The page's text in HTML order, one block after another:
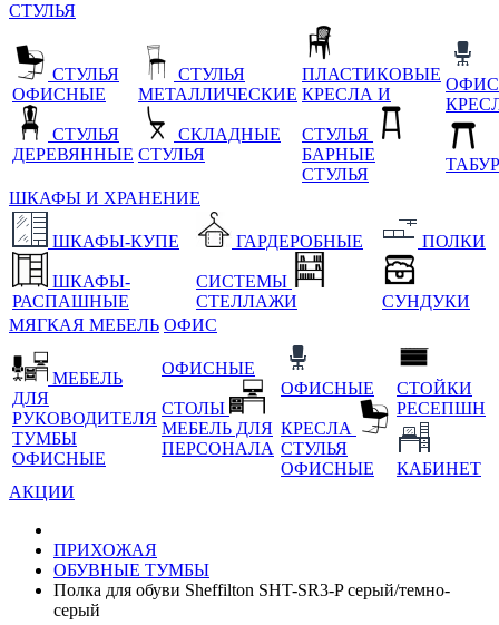
СТУЛЬЯ
СТУЛЬЯ
ОФИСНЫЕ
СТУЛЬЯ
ДЕРЕВЯННЫЕ
СТУЛЬЯ
МЕТАЛЛИЧЕСКИЕ
СКЛАДНЫЕ
СТУЛЬЯ
ПЛАСТИКОВЫЕ
КРЕСЛА И
СТУЛЬЯ
БАРНЫЕ
СТУЛЬЯ
ШКАФЫ И ХРАНЕНИЕ
ШКАФЫ-КУПЕ
ШКАФЫ-
РАСПАШНЫЕ
ГАРДЕРОБНЫЕ
СИСТЕМЫ
СТЕЛЛАЖИ
ПОЛКИ
СУНДУКИ
МЯГКАЯ МЕБЕЛЬ ОФИС
МЕБЕЛЬ
ДЛЯ
РУКОВОДИТЕЛЯ
ТУМБЫ
ОФИСНЫЕ
ОФИСНЫЕ
СТОЛЫ
МЕБЕЛЬ ДЛЯ
ПЕРСОНАЛА
ОФИСНЫЕ
КРЕСЛА
СТУЛЬЯ
ОФИСНЫЕ
СТОЙКИ
РЕСЕПШН
КАБИНЕТ
АКЦИИ
ПРИХОЖАЯ
ОБУВНЫЕ ТУМБЫ
Полка для обуви Sheffilton SHT-SR3-P серый/темно-
серый